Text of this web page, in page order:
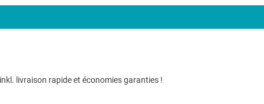
livraison rapide et économies garanties !